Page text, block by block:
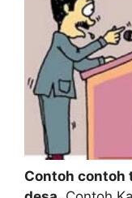
Contoh contoh